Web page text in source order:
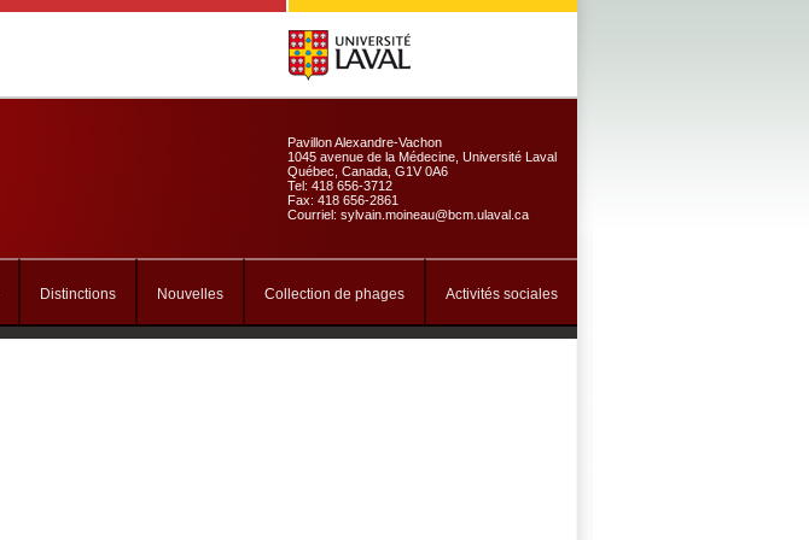
Pavillon Alexandre-Vachon
1045 avenue de la Médecine, Université Laval
Québec, Canada, G1V 0A6
Tel: 418 656-3712
Fax: 418 656-2861
Courriel: sylvain.moineau@bcm.ulaval.ca
Distinctions Nouvelles Collection de phages Activités sociales